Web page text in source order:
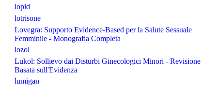
lopid
lotrisone
Lovegra: Supporto Evidence-Based per la Salute Sessuale
Femminile - Monografia Completa
lozol
Lukol: Sollievo dai Disturbi Ginecologici Minori - Revisione
Basata sull'Evidenza
lumigan